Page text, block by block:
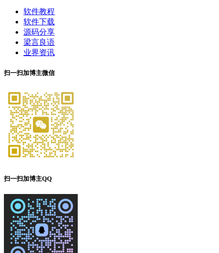
软件教程
软件下载
源码分享
梁言良语
业界资讯
扫一扫加博主微信
扫一扫加博主QQ